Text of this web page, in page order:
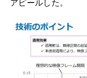
アピールした。